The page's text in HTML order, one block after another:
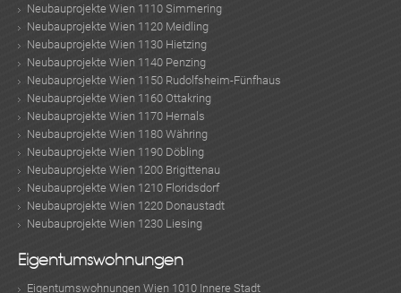
Neubauprojekte Wien 1110 Simmering
Neubauprojekte Wien 1120 Meidling
Neubauprojekte Wien 1130 Hietzing
Neubauprojekte Wien 1140 Penzing
Neubauprojekte Wien 1150 Rudolfsheim-Fünfhaus
Neubauprojekte Wien 1160 Ottakring
Neubauprojekte Wien 1170 Hernals
Neubauprojekte Wien 1180 Währing
Neubauprojekte Wien 1190 Döbling
Neubauprojekte Wien 1200 Brigittenau
Neubauprojekte Wien 1210 Floridsdorf
Neubauprojekte Wien 1220 Donaustadt
Neubauprojekte Wien 1230 Liesing
Eigentumswohnungen
Eigentumswohnungen Wien 1010 Innere Stadt